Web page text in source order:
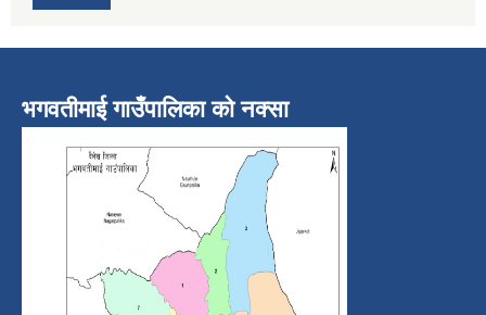
भगवतीमाई गाउँपालिका को नक्सा